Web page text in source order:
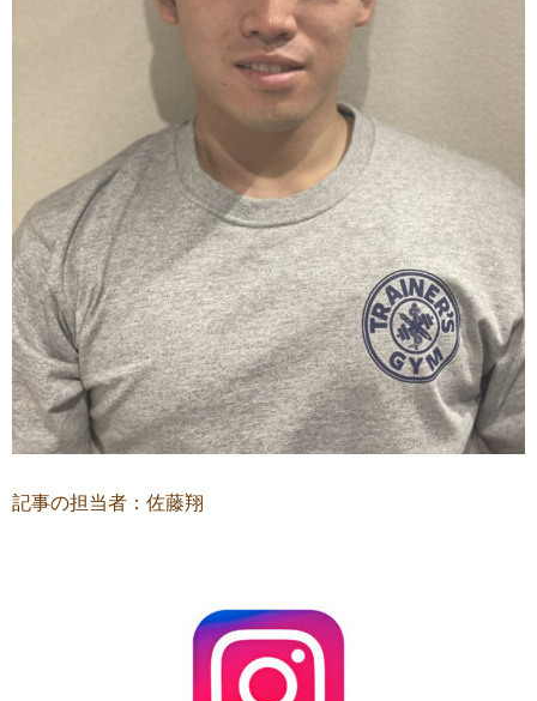
記事の担当者：佐藤翔